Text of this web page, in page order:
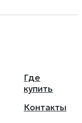
Где
купить
Контакты